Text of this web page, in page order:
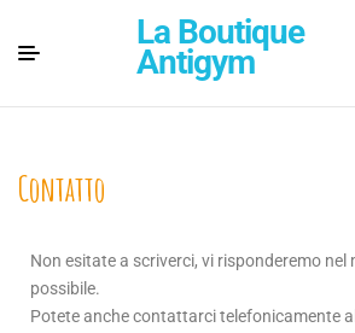
La Boutique
Antigym
Contatto
Non esitate a scriverci, vi risponderemo nel
possibile.
Potete anche contattarci telefonicamente